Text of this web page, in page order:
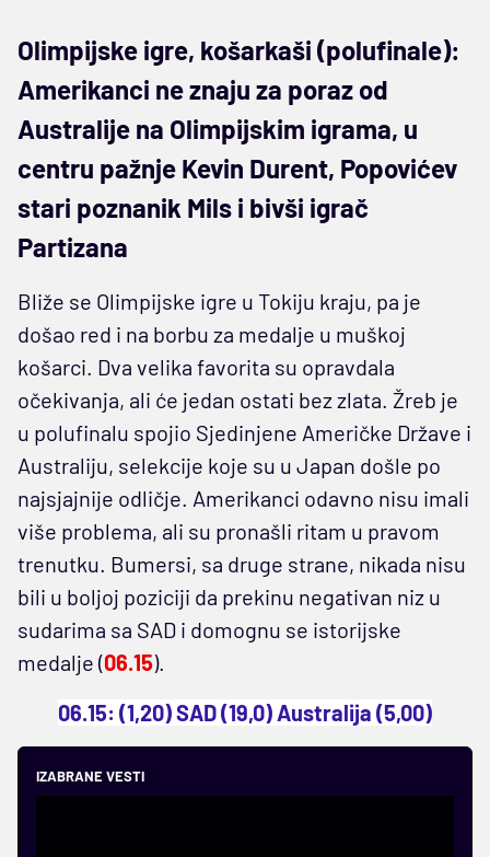
Olimpijske igre, košarkaši (polufinale):
Amerikanci ne znaju za poraz od
Australije na Olimpijskim igrama, u
centru pažnje Kevin Durent, Popovićev
stari poznanik Mils i bivši igrač
Partizana
Bliže se Olimpijske igre u Tokiju kraju, pa je
došao red i na borbu za medalje u muškoj
košarci. Dva velika favorita su opravdala
očekivanja, ali će jedan ostati bez zlata. Žreb je
u polufinalu spojio Sjedinjene Američke Države i
Australiju, selekcije koje su u Japan došle po
najsjajnije odličje. Amerikanci odavno nisu imali
više problema, ali su pronašli ritam u pravom
trenutku. Bumersi, sa druge strane, nikada nisu
bili u boljoj poziciji da prekinu negativan niz u
sudarima sa SAD i domognu se istorijske
medalje (06.15).
06.15: (1,20) SAD (19,0) Australija (5,00)
IZABRANE VESTI